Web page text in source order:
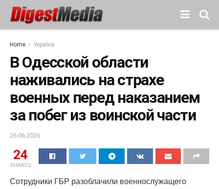
Home Україна
В Одесской области
наживались на страхе
военных перед наказанием
за побег из воинской части
26.06.2026
24
SHARES
Сотрудники ГБР разоблачили военнослужащего